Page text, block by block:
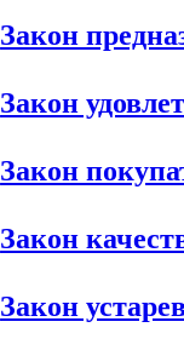
Закон
Закон
Закон
Закон
Закон